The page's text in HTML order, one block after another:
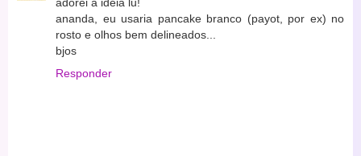
ananda, eu usaria pancake branco (payot, por ex) no
rosto e olhos bem delineados...
bjos
Responder